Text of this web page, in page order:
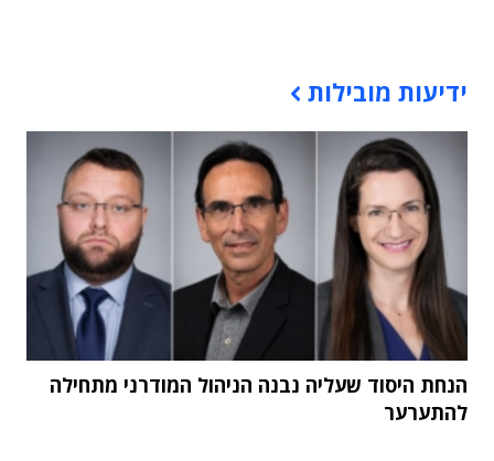
ידיעות מובילות
הנחת היסוד שעליה נבנה הניהול המודרני מתחילה
להתערער